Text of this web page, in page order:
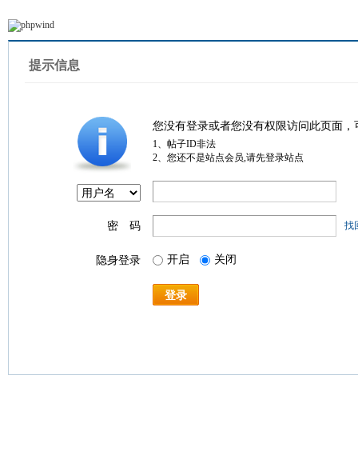
提示信息
您没有登录或者您没有权限访问此页面
1、帖子ID非法
2、您还不是站点会员,请先登录站点
密 码 找
隐身登录 开启 关闭
登录